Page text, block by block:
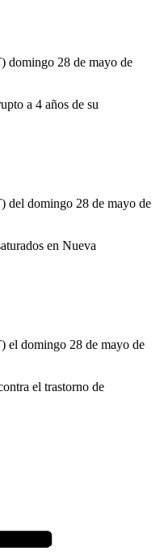
domingo 28 de mayo de
del domingo 28 de mayo de
el domingo 28 de mayo de